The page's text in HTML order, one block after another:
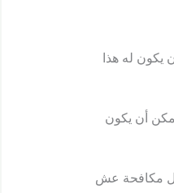
يكون له هذا
أن يكون
مكافحة عش